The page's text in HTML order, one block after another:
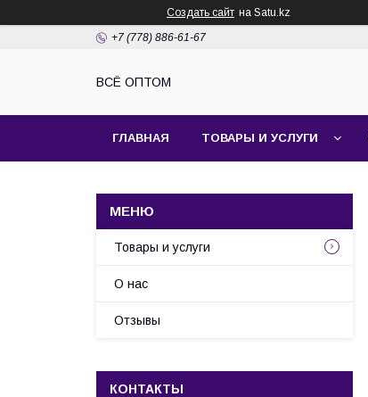
Создать сайт на Satu.kz
+7 (778) 886-61-67
ВСЁ ОПТОМ
ГЛАВНАЯ ТОВАРЫ И УСЛУГИ
Товары и услуги
О нас
Отзывы
КОНТАКТЫ